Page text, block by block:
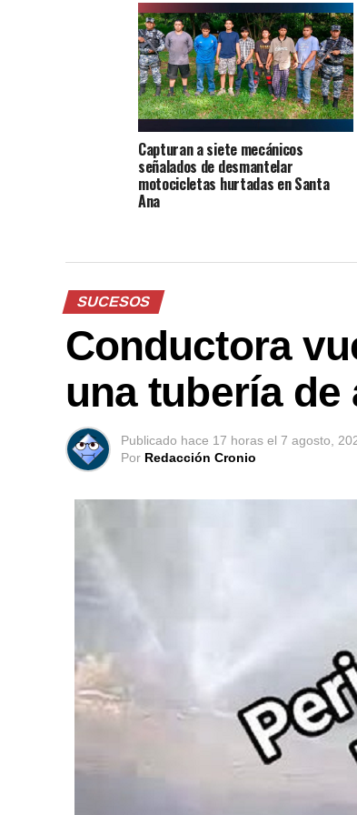
Capturan a siete mecánicos
señalados de desmantelar
motocicletas hurtadas en Santa
Ana
SUCESOS
Conductora
una tubería de
Publicado hace 17 horas el 7 agosto,
Por Redacción Cronio